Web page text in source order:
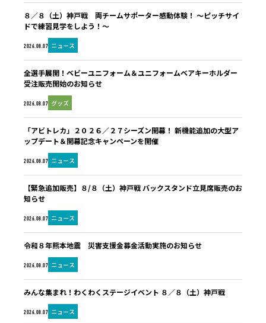
2026.08.07 ニュース
８／８（土）神戸戦 両チームサポーター感動体験！ ～ピッチサイ
ドで練習見学をしよう！～
2026.08.07 グッズ
全選手展開！ベビーユニフォーム＆ユニフォームベアキーホルダー
受注販売開始のお知らせ
2026.08.07 ニュース
「アビトレカ」２０２６／２７シーズン開幕！ 新機能追加の大型ア
ップデート＆開幕記念キャンペーンを開催
2026.08.07 ニュース
【緊急追加販売】８/８（土）神戸戦 バックスタンド立見席販売のお
知らせ
2026.08.07 ニュース
令和８年熊本地震 災害支援金募金活動実施のお知らせ
2026.08.07 ニュース
みんな集まれ！わくわくステージイベント ８／８（土）神戸戦